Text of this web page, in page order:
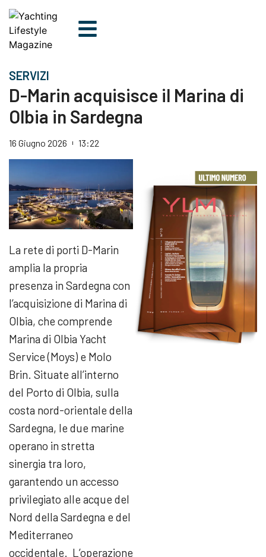
SERVIZI
D-Marin acquisisce il Marina di
Olbia in Sardegna
16 Giugno 2026 13:22
La rete di porti D-Marin
amplia la propria
presenza in Sardegna con
l’acquisizione di Marina di
Olbia, che comprende
Marina di Olbia Yacht
Service (Moys) e Molo
Brin. Situate all’interno
del Porto di Olbia, sulla
costa nord-orientale della
Sardegna, le due marine
operano in stretta
sinergia tra loro,
garantendo un accesso
privilegiato alle acque del
Nord della Sardegna e del
Mediterraneo
occidentale. L’operazione